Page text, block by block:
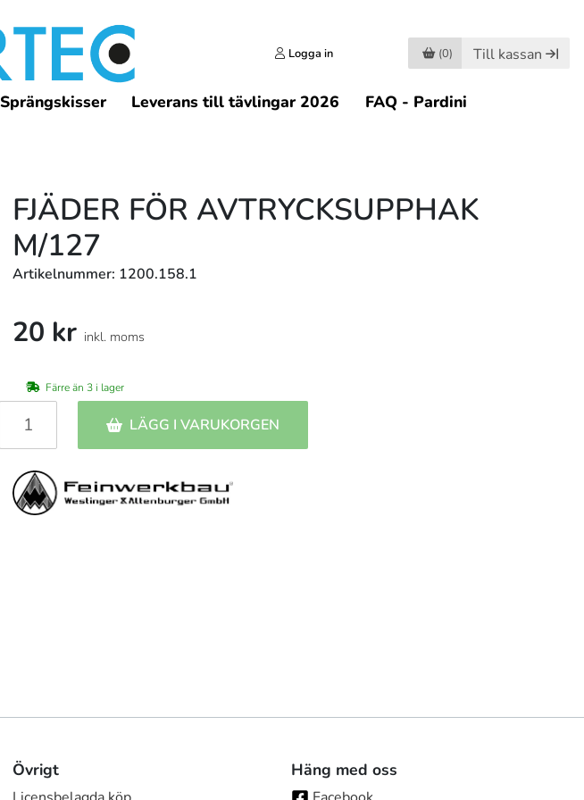
Logga in (0) Till kassan
Sprängskisser Leverans till tävlingar 2026 FAQ - Pardini
FJÄDER FÖR AVTRYCKSUPPHAK
M/127
Artikelnummer: 1200.158.1
20 kr inkl. moms
Färre än 3 i lager
LÄGG I VARUKORGEN
Övrigt Häng med oss